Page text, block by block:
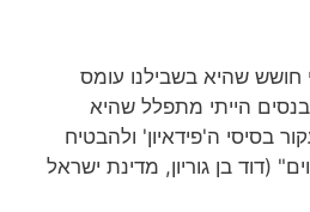
שהיא בשבילנו עומס
בנסים הייתי מתפלל שהיא
בסיסי ה'פידאיון' ולהבטיח
(דוד בן גוריון, מדינת ישראל